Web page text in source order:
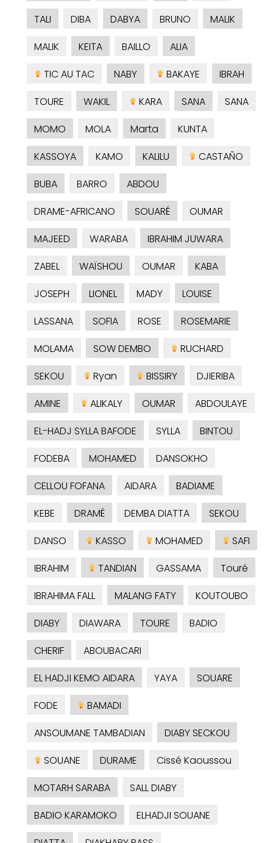
TALI
DIBA DABYA BRUNO
MALIK
MALIK
KEITA BAILLO
ALIA
TIC AU TAC
NABY BAKAYE
IBRAH
TOURE
WAKIL KARA SANA
SANA
MOMO
MOLA Marta
KUNTA
KASSOYA
KAMO KALILU
CASTAÑO
BUBA
BARRO
ABDOU
DRAME-AFRICANO
SOUARÉ
OUMAR
MAJEED
WARABA
IBRAHIM JUWARA
ZABEL
WAÏSHOU OUMAR
KABA
JOSEPH
LIONEL MADY
LOUISE
LASSANA
SOFIA ROSE
ROSEMARIE
MOLAMA
SOW DEMBO
RUCHARD
SEKOU
Ryan BISSIRY
DJIERIBA
AMINE
ALIKALY OUMAR
ABDOULAYE
EL-HADJ SYLLA BAFODE
SYLLA
BINTOU
FODEBA
MOHAMED
DANSOKHO
CELLOU FOFANA
AIDARA
BADIAME
KEBE
DRAMÉ DEMBA DIATTA
SEKOU
DANSO
KASSO MOHAMED
SAFI
IBRAHIM
TANDIAN GASSAMA
Touré
IBRAHIMA FALL
MALANG FATY
KOUTOUBO
DIABY
DIAWARA TOURE
BADIO
CHERIF
ABOUBACARI
EL HADJI KEMO AIDARA
YAYA
SOUARE
FODE
BAMADI
ANSOUMANE TAMBADIAN
DIABY SECKOU
SOUANE
DURAME
Cissé Kaoussou
MOTARH SARABA
SALL DIABY
BADIO KARAMOKO
ELHADJI SOUANE